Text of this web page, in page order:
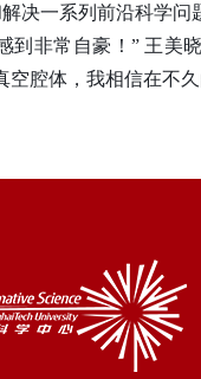
决一系列前沿科学问
到非常自豪！” 王美
腔体，我相信在不